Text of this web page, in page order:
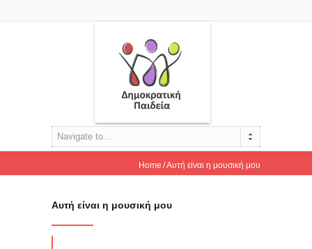
Navigate to...
Home Αυτή είναι η μουσική μου
Αυτή είναι η μουσική μου